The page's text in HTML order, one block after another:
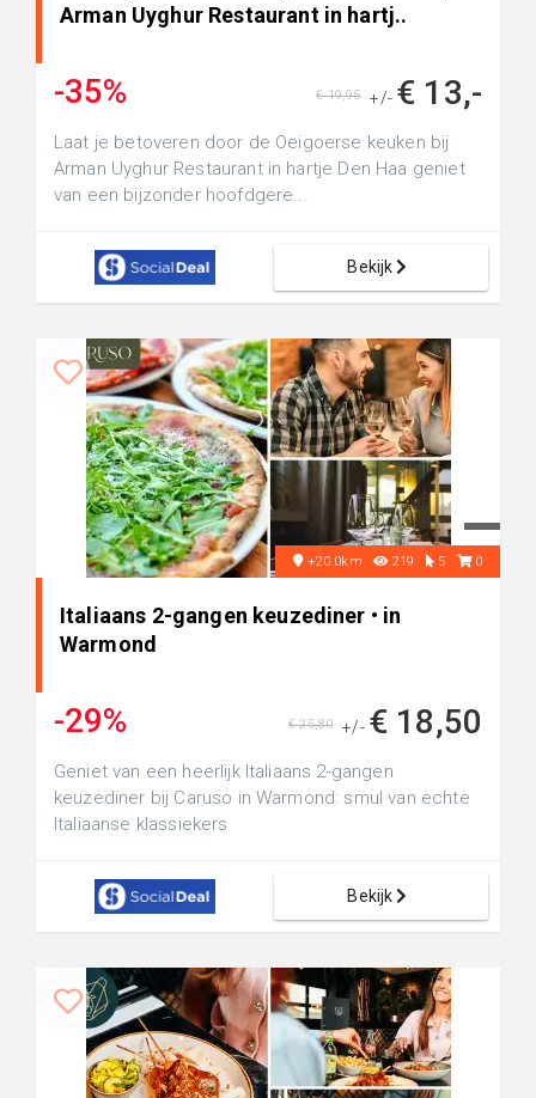
Arman Uyghur Restaurant in hartj..
-35% +/- € 13,-
€ 19,95
Laat je betoveren door de Oeigoerse keuken bij
Arman Uyghur Restaurant in hartje Den Haa geniet
van een bijzonder hoofdgere...
Bekijk
+20.0km 219 5 0
Italiaans 2-gangen keuzediner • in
Warmond
-29% +/- € 18,50
€ 25,80
Geniet van een heerlijk Italiaans 2-gangen
keuzediner bij Caruso in Warmond: smul van echte
Italiaanse klassiekers
Bekijk